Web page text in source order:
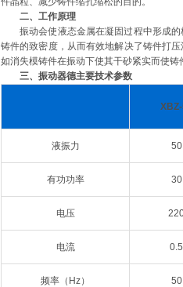
二、工作原理
振动会使液态金属在凝固过程中形成
铸件的致密度，从而有效地解决了铸件打
如消失模铸件在振动下使其干砂紧实而使铸
三、振动器德主要技术参数
液振力 50
有功功率 30
电压
电流 0.5
频率（Hz） 50